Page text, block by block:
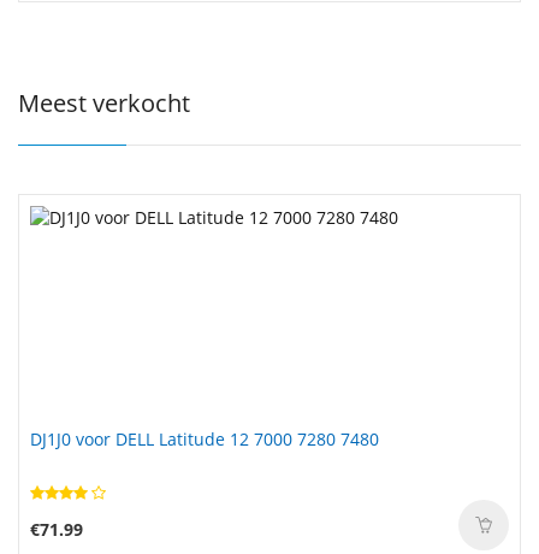
Meest verkocht
DJ1J0 voor DELL Latitude 12 7000 7280 7480
€71.99